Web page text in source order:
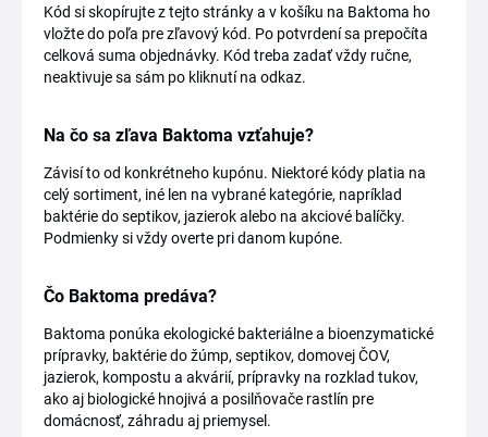
Kód si skopírujte z tejto stránky a v košíku na Baktoma ho
vložte do poľa pre zľavový kód. Po potvrdení sa prepočíta
celková suma objednávky. Kód treba zadať vždy ručne,
neaktivuje sa sám po kliknutí na odkaz.
Na čo sa zľava Baktoma vzťahuje?
Závisí to od konkrétneho kupónu. Niektoré kódy platia na
celý sortiment, iné len na vybrané kategórie, napríklad
baktérie do septikov, jazierok alebo na akciové balíčky.
Podmienky si vždy overte pri danom kupóne.
Čo Baktoma predáva?
Baktoma ponúka ekologické bakteriálne a bioenzymatické
prípravky, baktérie do žúmp, septikov, domovej ČOV,
jazierok, kompostu a akvárií, prípravky na rozklad tukov,
ako aj biologické hnojivá a posilňovače rastlín pre
domácnosť, záhradu aj priemysel.